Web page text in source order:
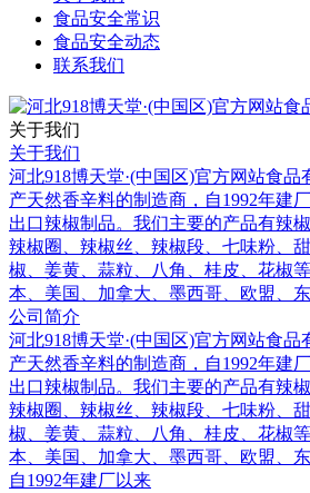
食品安全常识
食品安全动态
联系我们
关于我们
关于我们
河北918博天堂·(中国区)官方网站食
产天然香辛料的制造商，自1992年建
出口辣椒制品。我们主要的产品有辣
辣椒圈、辣椒丝、辣椒段、七味粉、
椒、姜黄、蒜粒、八角、桂皮、花椒
本、美国、加拿大、墨西哥、欧盟、
公司简介
河北918博天堂·(中国区)官方网站食
产天然香辛料的制造商，自1992年建
出口辣椒制品。我们主要的产品有辣
辣椒圈、辣椒丝、辣椒段、七味粉、
椒、姜黄、蒜粒、八角、桂皮、花椒
本、美国、加拿大、墨西哥、欧盟、
自1992年建厂以来